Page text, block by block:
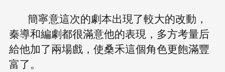
簡寧意這次的劇本出現了較大的改動，
秦導和編劇都很滿意他的表現，多方考量后
給他加了兩場戲，使桑禾這個角色更飽滿豐
富了。